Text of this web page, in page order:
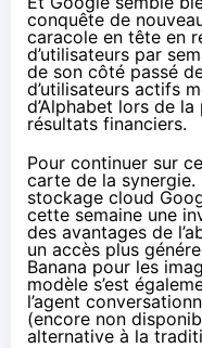
conquête de
caracole en tête en
d’utilisateurs par
de son côté passé
d’utilisateurs actifs
d’Alphabet lors de
résultats financiers.
Pour continuer sur
carte de la synergie.
stockage cloud
cette semaine une
des avantages de
un accès plus
Banana pour les
modèle s’est
l’agent
(encore non
alternative à la